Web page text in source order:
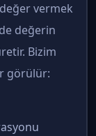
vermek
değerin
Bizim
görülür: